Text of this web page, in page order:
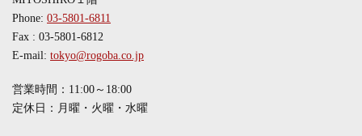
Phone:03-5801-6811
Fax : 03-5801-6812
E-mail:tokyo@rogoba.co.jp
営業時間：11:00～18:00
定休日：月曜・火曜・水曜